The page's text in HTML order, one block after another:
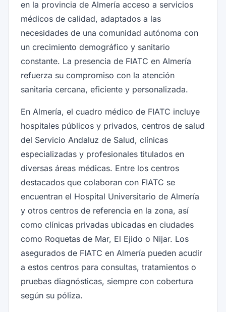
en la provincia de Almería acceso a servicios
médicos de calidad, adaptados a las
necesidades de una comunidad autónoma con
un crecimiento demográfico y sanitario
constante. La presencia de FIATC en Almería
refuerza su compromiso con la atención
sanitaria cercana, eficiente y personalizada.
En Almería, el cuadro médico de FIATC incluye
hospitales públicos y privados, centros de salud
del Servicio Andaluz de Salud, clínicas
especializadas y profesionales titulados en
diversas áreas médicas. Entre los centros
destacados que colaboran con FIATC se
encuentran el Hospital Universitario de Almería
y otros centros de referencia en la zona, así
como clínicas privadas ubicadas en ciudades
como Roquetas de Mar, El Ejido o Nijar. Los
asegurados de FIATC en Almería pueden acudir
a estos centros para consultas, tratamientos o
pruebas diagnósticas, siempre con cobertura
según su póliza.